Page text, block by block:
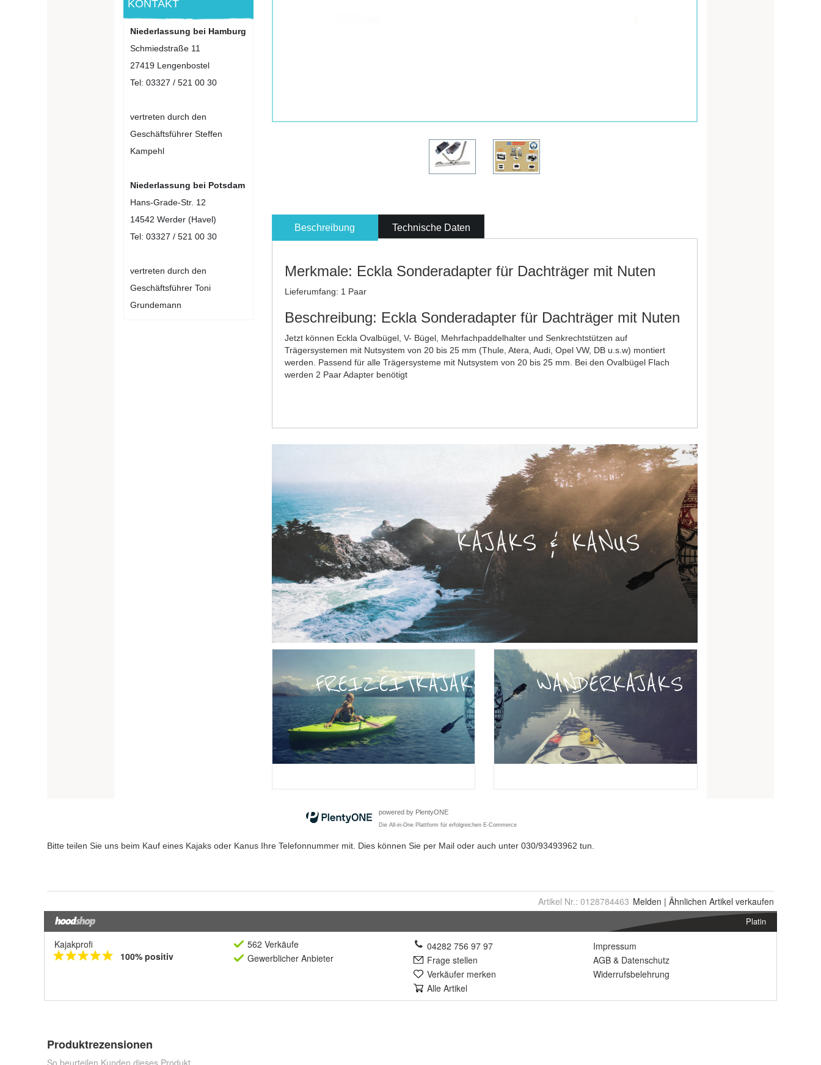
Artikel Nr.: 0128784463 Melden | Ähnlichen Artikel verkaufen
Platin
Kajakprofi
100% positiv
562 Verkäufe
Gewerblicher Anbieter
04282 756 97 97
Frage stellen
Verkäufer merken
Alle Artikel
Impressum
AGB & Datenschutz
Widerrufsbelehrung
Produktrezensionen